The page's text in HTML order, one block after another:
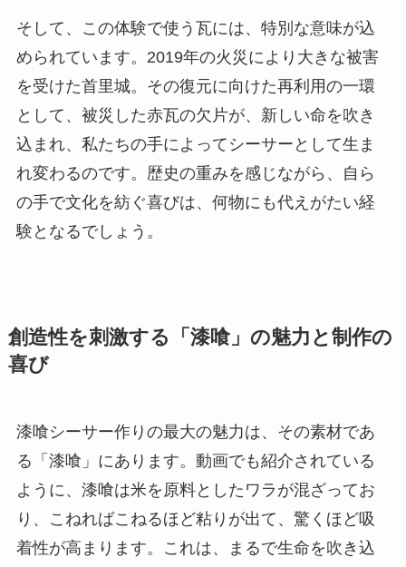
そして、この体験で使う瓦には、特別な意味が込
められています。2019年の火災により大きな被害
を受けた首里城。その復元に向けた再利用の一環
として、被災した赤瓦の欠片が、新しい命を吹き
込まれ、私たちの手によってシーサーとして生ま
れ変わるのです。歴史の重みを感じながら、自ら
の手で文化を紡ぐ喜びは、何物にも代えがたい経
験となるでしょう。
創造性を刺激する「漆喰」の魅力と制作の
喜び
漆喰シーサー作りの最大の魅力は、その素材であ
る「漆喰」にあります。動画でも紹介されている
ように、漆喰は米を原料としたワラが混ざってお
り、こねればこねるほど粘りが出て、驚くほど吸
着性が高まります。これは、まるで生命を吹き込